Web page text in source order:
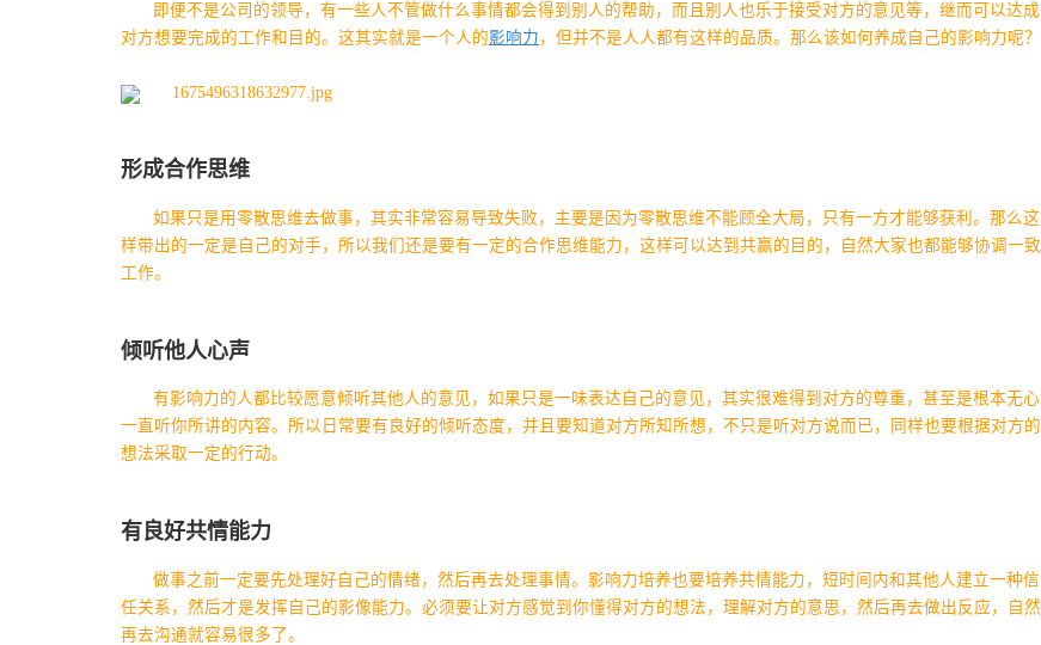
即便不是公司的领导，有一些人不管做什么事情都会得到别人的帮助，而且别人也乐于接受对方的意见等，继而可以达成
对方想要完成的工作和目的。这其实就是一个人的影响力 ，但并不是人人都有这样的品质。那么该如何养成自己的影响力呢？
形成合作思维
如果只是用零散思维去做事，其实非常容易导致失败，主要是因为零散思维不能顾全大局，只有一方才能够获利。那么这
样带出的一定是自己的对手，所以我们还是要有一定的合作思维能力，这样可以达到共赢的目的，自然大家也都能够协调一致
工作。
倾听他人心声
有影响力的人都比较愿意倾听其他人的意见，如果只是一味表达自己的意见，其实很难得到对方的尊重，甚至是根本无心
一直听你所讲的内容。所以日常要有良好的倾听态度，并且要知道对方所知所想，不只是听对方说而已，同样也要根据对方的
想法采取一定的行动。
有良好共情能力
做事之前一定要先处理好自己的情绪，然后再去处理事情。影响力培养也要培养共情能力，短时间内和其他人建立一种信
任关系，然后才是发挥自己的影像能力。必须要让对方感觉到你懂得对方的想法，理解对方的意思，然后再去做出反应，自然
再去沟通就容易很多了。